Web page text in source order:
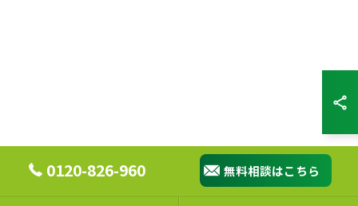
0120-826-960 無料相談はこちら